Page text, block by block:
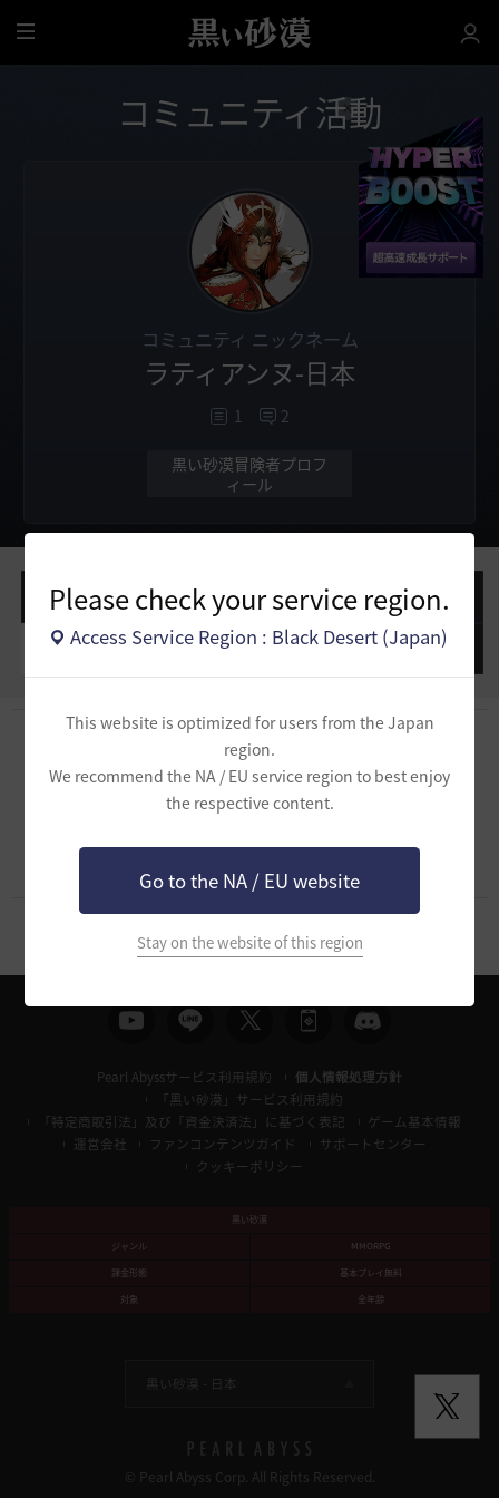
Please check your service region.
Access Service Region : Black Desert (Japan)
This website is optimized for users from the Japan
region.
We recommend the NA / EU service region to best enjoy
the respective content.
Go to the NA / EU website
Stay on the website of this region
全
体
コミュニティ活動
コミュニティ ニックネーム
ラティアンヌ-日本
1 2
黒い砂漠冒険者プロフ
ィール
作成した投稿 作成したコメント
作成した質問 作成したコメント
作成した質問がありません。
Pearl Abyssサービス利用規約
個人情報処理方針
「黒い砂漠」サービス利用規約
「特定商取引法」及び「資金決済法」に基づく表記
ゲーム基本情報
運営会社
ファンコンテンツガイド
サポートセンター
クッキーポリシー
黒い砂漠
ジャンル
MMORPG
課金形態
基本プレイ無料
対象
全年齢
黒い砂漠 - 日本
© Pearl Abyss Corp. All Rights Reserved.